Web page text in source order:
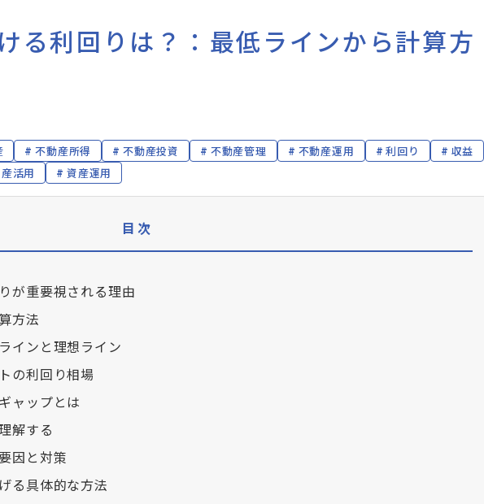
る利回りは？：最低ラインから計算方
不動産所得 不動産投資 不動産管理 不動産運用 利回り
収益
活用 資産運用
目次
が重要視される理由
方法
インと理想ライン
の利回り相場
ャップとは
解する
因と対策
る具体的な方法